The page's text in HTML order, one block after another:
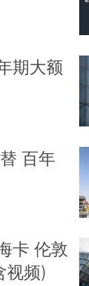
期大额
百年
卡 伦敦
视频)